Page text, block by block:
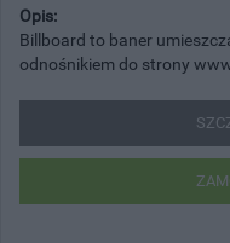
Opis:
Billboard to baner
odnośnikiem do strony